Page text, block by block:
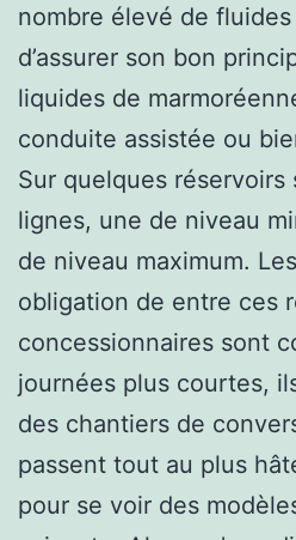
nombre élevé de
d’assurer son bon
liquides de
conduite assistée ou
Sur quelques réservoirs
lignes, une de niveau
de niveau maximum.
obligation de entre ces
concessionnaires sont
journées plus courtes,
des chantiers de
passent tout au plus
pour se voir des